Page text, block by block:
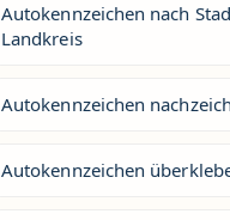
Autokennzeichen nach
Landkreis
Autokennzeichen
Autokennzeichen